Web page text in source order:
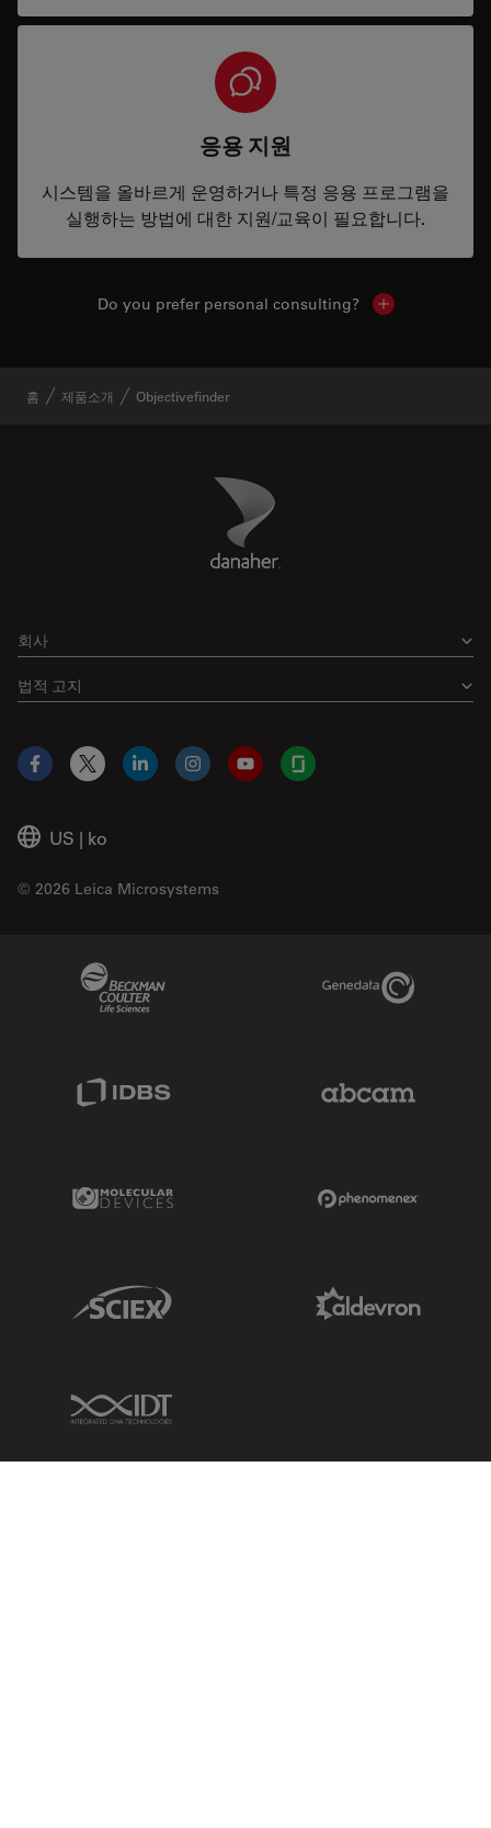
응용 지원
시스템을 올바르게 운영하거나 특정 응용 프로그램을
실행하는 방법에 대한 지원/교육이 필요합니다.
Do you prefer personal consulting? Show local
홈 제품소개 Objectivefinder
Danaher Logo
회사
법적 고지
US | ko
© 2026 Leica Microsystems
Facebook
X LinkedInInstagramYouTubeGlassdoor
Genedata Link
Molecular Devices Link
Sciex Link
IDT Link